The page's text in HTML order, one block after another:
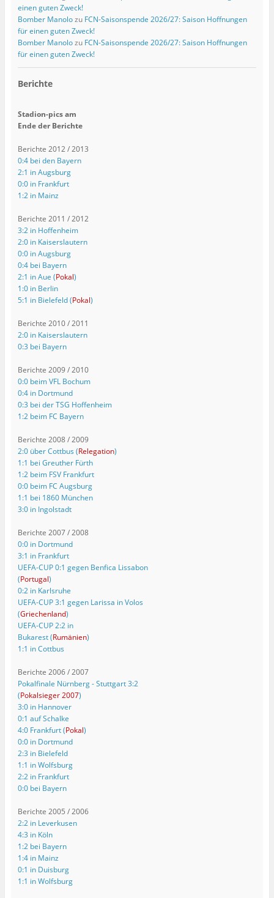
einen guten Zweck!
Bomber Manolozu FCN-Saisonspende 2026/27: Saison Hoffnungen
für einen guten Zweck!
Bomber Manolozu FCN-Saisonspende 2026/27: Saison Hoffnungen
für einen guten Zweck!
Berichte
Stadion-pics am
Ende der Berichte
Berichte 2012 / 2013
0:4 bei den Bayern
2:1 in Augsburg
0:0 in Frankfurt
1:2 in Mainz
Berichte 2011 / 2012
3:2 in Hoffenheim
2:0 in Kaiserslautern
0:0 in Augsburg
0:4 bei Bayern
2:1 in Aue (Pokal)
1:0 in Berlin
5:1 in Bielefeld (Pokal)
Berichte 2010 / 2011
2:0 in Kaiserslautern
0:3 bei Bayern
Berichte 2009 / 2010
0:0 beim VFL Bochum
0:4 in Dortmund
0:3 bei der TSG Hoffenheim
1:2 beim FC Bayern
Berichte 2008 / 2009
2:0 über Cottbus (Relegation)
1:1 bei Greuther Fürth
1:2 beim FSV Frankfurt
0:0 beim FC Augsburg
1:1 bei 1860 München
3:0 in Ingolstadt
Berichte 2007 / 2008
0:0 in Dortmund
3:1 in Frankfurt
UEFA-CUP 0:1 gegen Benfica Lissabon
(Portugal)
0:2 in Karlsruhe
UEFA-CUP 3:1 gegen Larissa in Volos
(Griechenland)
UEFA-CUP 2:2 in
Bukarest (Rumänien)
1:1 in Cottbus
Berichte 2006 / 2007
Pokalfinale Nürnberg - Stuttgart 3:2
(Pokalsieger 2007)
3:0 in Hannover
0:1 auf Schalke
4:0 Frankfurt (Pokal)
0:0 in Dortmund
2:3 in Bielefeld
1:1 in Wolfsburg
2:2 in Frankfurt
0:0 bei Bayern
Berichte 2005 / 2006
2:2 in Leverkusen
4:3 in Köln
1:2 bei Bayern
1:4 in Mainz
0:1 in Duisburg
1:1 in Wolfsburg